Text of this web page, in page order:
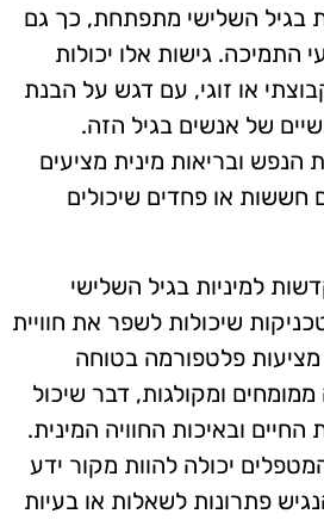
בגיל השלישי מתפתחת, כך גם
התמיכה. גישות אלו יכולות
או זוגי, עם דגש על הבנת
של אנשים בגיל הזה.
הנפש ובריאות מינית מציעים
חששות או פחדים שיכולים
למיניות בגיל השלישי
שיכולות לשפר את חוויית
מציעות פלטפורמה בטוחה
ממומחים ומקולגות, דבר שיכול
החיים ובאיכות החוויה המינית.
יכולה להוות מקור ידע
פתרונות לשאלות או בעיות